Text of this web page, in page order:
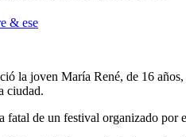
& ese
la joven María René, de 16
ciudad.
fatal de un festival organizado